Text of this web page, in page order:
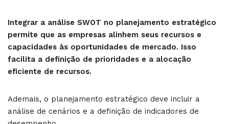
Integrar a análise SWOT no planejamento estratégico
permite que as empresas alinhem seus recursos e
capacidades às oportunidades de mercado. Isso
facilita a definição de prioridades e a alocação
eficiente de recursos.
Ademais, o planejamento estratégico deve incluir a
análise de cenários e a definição de indicadores de